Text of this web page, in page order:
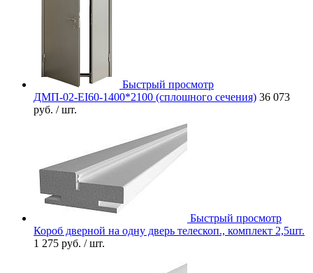
Быстрый просмотр
ДМП-02-EI60-1400*2100 (сплошного сечения) 36 073
руб. / шт.
Быстрый просмотр
Короб дверной на одну дверь телескоп., комплект 2,5шт.
1 275 руб. / шт.